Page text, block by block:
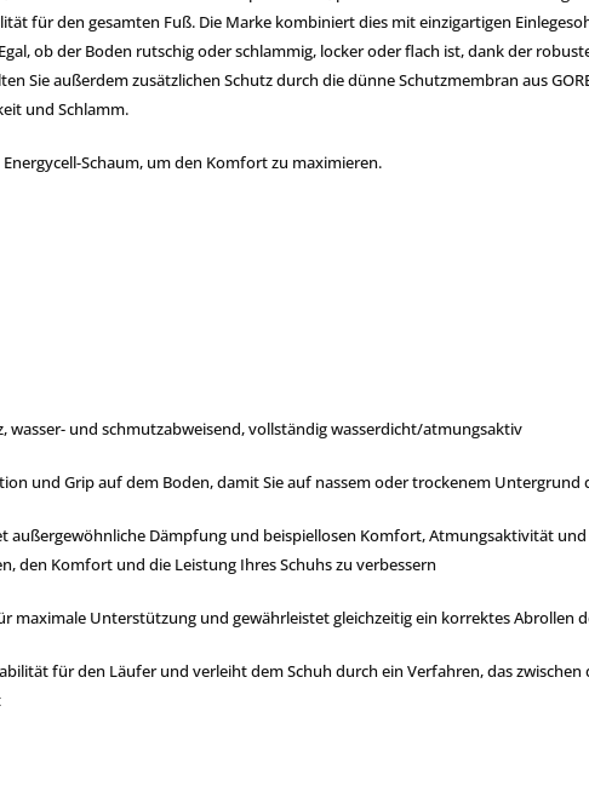
für den gesamten Fuß. Die Marke kombiniert dies mit einzigartigen
ob der Boden rutschig oder schlammig, locker oder flach ist, dank der
Sie außerdem zusätzlichen Schutz durch die dünne Schutzmembran aus
und Schlamm.
Schaum, um den Komfort zu maximieren.
wasser- und schmutzabweisend, vollständig wasserdicht/atmungsaktiv
und Grip auf dem Boden, damit Sie auf nassem oder trockenem Untergrund
Dämpfung und beispiellosen Komfort, Atmungsaktivität
den Komfort und die Leistung Ihres Schuhs zu verbessern
maximale Unterstützung und gewährleistet gleichzeitig ein korrektes Abrollen
für den Läufer und verleiht dem Schuh durch ein Verfahren, das